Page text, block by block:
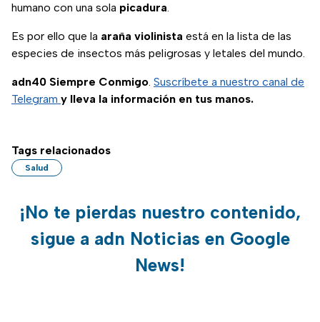
humano con una sola picadura.
Es por ello que la araña violinista está en la lista de las
especies de insectos más peligrosas y letales del mundo.
adn40 Siempre Conmigo. Suscríbete a nuestro canal de
Telegram y lleva la información en tus manos.
Tags relacionados
Salud
¡No te pierdas nuestro contenido,
sigue a adn Noticias en Google
News!